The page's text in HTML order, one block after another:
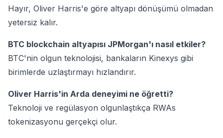
Hayır, Oliver Harris'e göre altyapı dönüşümü olmadan
yetersiz kalır.
BTC blockchain altyapısı JPMorgan'ı nasıl etkiler?
BTC'nin olgun teknolojisi, bankaların Kinexys gibi
birimlerde uzlaştırmayı hızlandırır.
Oliver Harris'in Arda deneyimi ne öğretti?
Teknoloji ve regülasyon olgunlaştıkça RWAs
tokenizasyonu gerçekçi olur.